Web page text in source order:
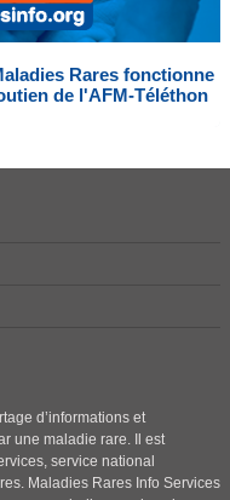
Rares fonctionne
de l'AFM-Téléthon
d’informations et
une maladie rare. Il est
service national
Maladies Rares Info Services